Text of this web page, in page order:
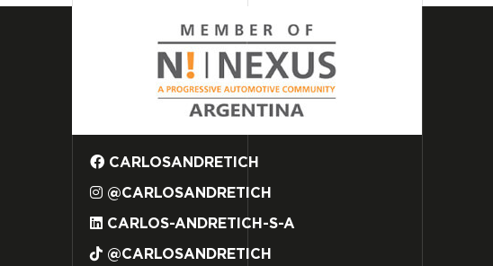
CARLOSANDRETICH
@CARLOSANDRETICH
CARLOS-ANDRETICH-S-A
@CARLOSANDRETICH